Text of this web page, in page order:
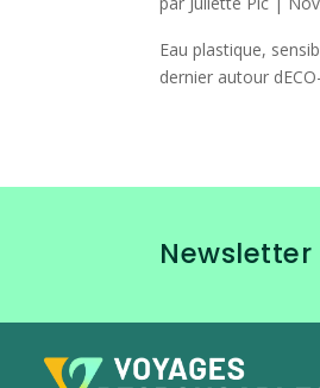
Eau plastique,
dernier autour
Newsletter